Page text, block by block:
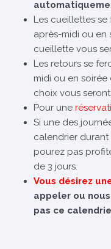
Les cueillettes
après-midi ou en
cueillette vous
Les retours se
midi ou en soirée
choix vous
Pour une
Si une des
calendrier durant
pourez pas
de 3 jours.
Vous désirez
appeler ou
pas ce